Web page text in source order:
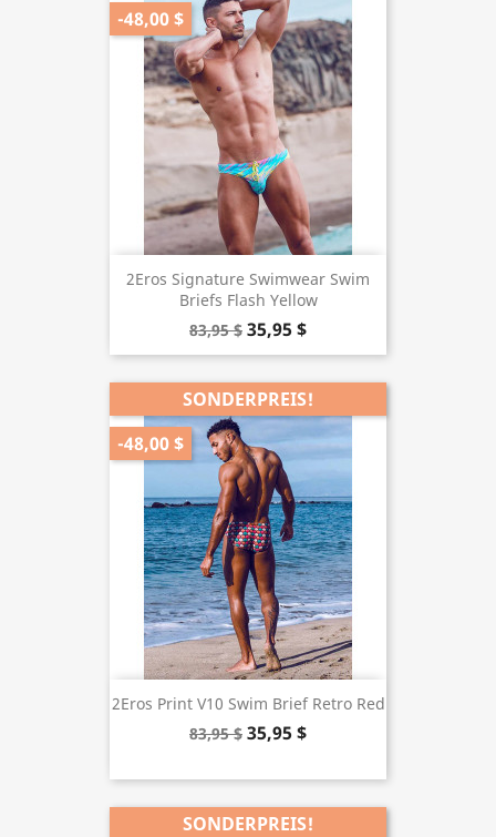
2Eros Signature Swimwear Swim
Briefs Flash Yellow
83,95 $ 35,95 $
-48,00 $
2Eros Print V10 Swim Brief Retro Red
83,95 $ 35,95 $
SONDERPREIS!
-48,00 $
SONDERPREIS!